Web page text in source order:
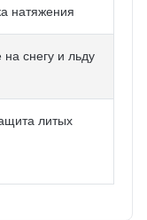
натяжения
снегу и льду
литых